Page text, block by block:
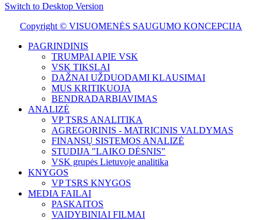
Switch to Desktop Version
Copyright © VISUOMENĖS SAUGUMO KONCEPCIJA
PAGRINDINIS
TRUMPAI APIE VSK
VSK TIKSLAI
DAŽNAI UŽDUODAMI KLAUSIMAI
MUS KRITIKUOJA
BENDRADARBIAVIMAS
ANALIZĖ
VP TSRS ANALITIKA
AGREGORINIS - MATRICINIS VALDYMAS
FINANSŲ SISTEMOS ANALIZĖ
STUDIJA "LAIKO DĖSNIS"
VSK grupės Lietuvoje analitika
KNYGOS
VP TSRS KNYGOS
MEDIA FAILAI
PASKAITOS
VAIDYBINIAI FILMAI